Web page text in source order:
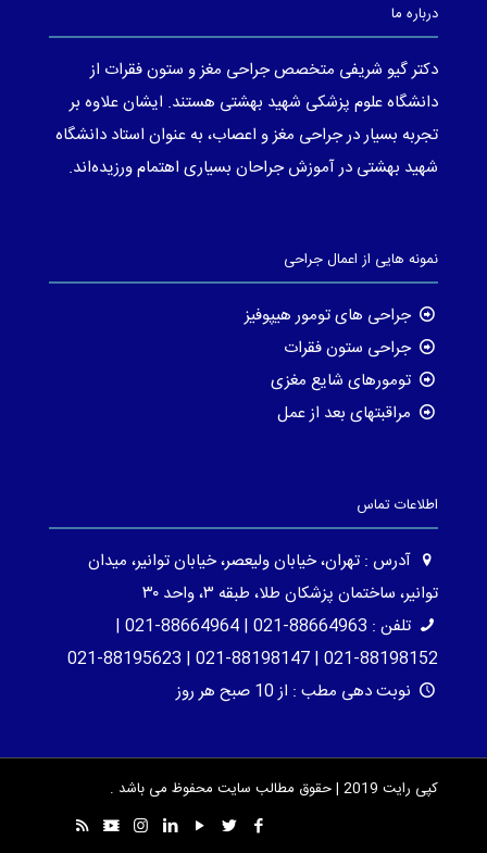
درباره ما
دکتر گیو شریفی متخصص جراحی مغز و ستون فقرات از
دانشگاه علوم پزشکی شهید بهشتی هستند. ایشان علاوه بر
تجربه بسیار در جراحی مغز و اعصاب، به عنوان استاد دانشگاه
شهید بهشتی در آموزش جراحان بسیاری اهتمام ورزیده‌اند.
نمونه هایی از اعمال جراحی
جراحی های تومور هیپوفیز
جراحی ستون فقرات
تومورهای شایع مغزی
مراقبتهای بعد از عمل
اطلاعات تماس
آدرس : تهران، خیابان ولیعصر، خیابان توانیر، میدان
توانیر، ساختمان پزشکان طلا، طبقه ۳، واحد ۳۰
تلفن : 88664963-021 | 88664964-021 |
88198152-021 | 88198147-021 | 88195623-021
نوبت دهی مطب : از 10 صبح هر روز
کپی رایت 2019 | حقوق مطالب سایت محفوظ می باشد .